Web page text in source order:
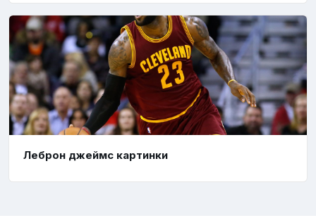
Леброн джеймс картинки